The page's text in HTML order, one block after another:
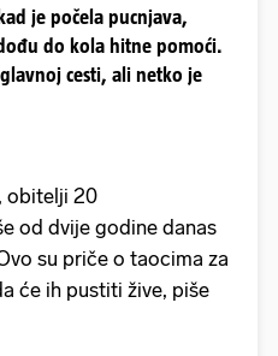
je počela pucnjava,
do kola hitne pomoći.
cesti, ali netko je
obitelji 20
od dvije godine danas
su priče o taocima za
će ih pustiti žive, piše